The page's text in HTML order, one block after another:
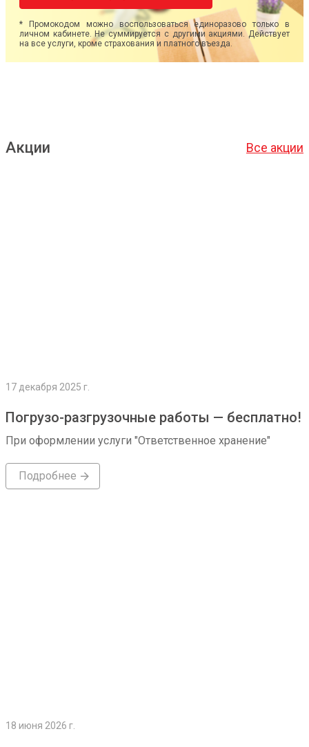
* Промокодом можно воспользоваться единоразово только в
личном кабинете. Не суммируется с другими акциями. Действует
на все услуги, кроме страхования и платного въезда.
Акции Все акции
17 декабря 2025 г.
Погрузо-разгрузочные работы — бесплатно!
При оформлении услуги "Ответственное хранение"
Подробнее
18 июня 2026 г.